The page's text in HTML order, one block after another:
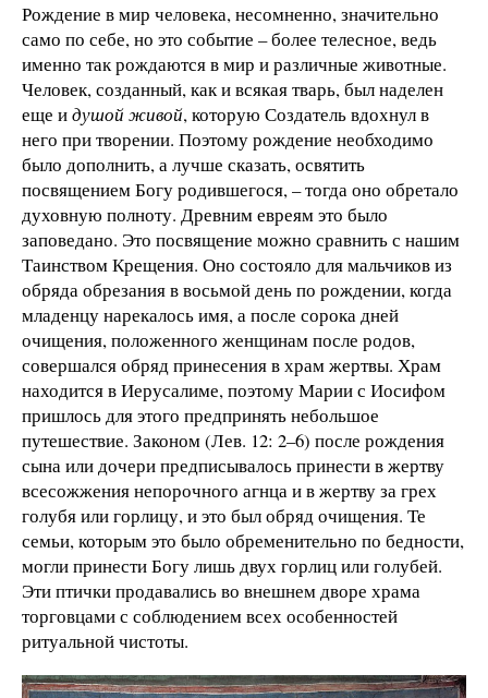
Рождение в мир человека, несомненно, значительно
само по себе, но это событие – более телесное, ведь
именно так рождаются в мир и различные животные.
Человек, созданный, как и всякая тварь, был наделен
еще идушой живой, которую Создатель вдохнул в
него при творении. Поэтому рождение необходимо
было дополнить, а лучше сказать, освятить
посвящением Богу родившегося, – тогда оно обретало
духовную полноту. Древним евреям это было
заповедано. Это посвящение можно сравнить с нашим
Таинством Крещения. Оно состояло для мальчиков из
обряда обрезания в восьмой день по рождении, когда
младенцу нарекалось имя, а после сорока дней
очищения, положенного женщинам после родов,
совершался обряд принесения в храм жертвы. Храм
находится в Иерусалиме, поэтому Марии с Иосифом
пришлось для этого предпринять небольшое
путешествие. Законом (Лев. 12: 2–6) после рождения
сына или дочери предписывалось принести в жертву
всесожжения непорочного агнца и в жертву за грех
голубя или горлицу, и это был обряд очищения. Те
семьи, которым это было обременительно по бедности,
могли принести Богу лишь двух горлиц или голубей.
Эти птички продавались во внешнем дворе храма
торговцами с соблюдением всех особенностей
ритуальной чистоты.